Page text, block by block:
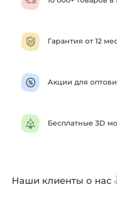
Гарантия от 12
Акции для
Бесплатные 3D
Наши клиенты о нас